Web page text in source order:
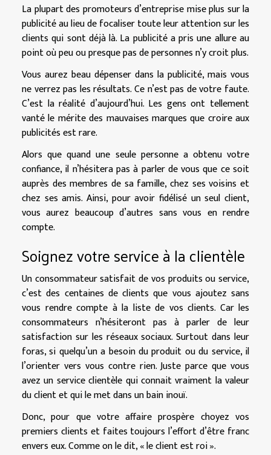
La plupart des promoteurs d’entreprise mise plus sur la
publicité au lieu de focaliser toute leur attention sur les
clients qui sont déjà là. La publicité a pris une allure au
point où peu ou presque pas de personnes n’y croit plus.
Vous aurez beau dépenser dans la publicité, mais vous
ne verrez pas les résultats. Ce n’est pas de votre faute.
C’est la réalité d’aujourd’hui. Les gens ont tellement
vanté le mérite des mauvaises marques que croire aux
publicités est rare.
Alors que quand une seule personne a obtenu votre
confiance, il n’hésitera pas à parler de vous que ce soit
auprès des membres de sa famille, chez ses voisins et
chez ses amis. Ainsi, pour avoir fidélisé un seul client,
vous aurez beaucoup d’autres sans vous en rendre
compte.
Soignez votre service à la clientèle
Un consommateur satisfait de vos produits ou service,
c’est des centaines de clients que vous ajoutez sans
vous rendre compte à la liste de vos clients. Car les
consommateurs n’hésiteront pas à parler de leur
satisfaction sur les réseaux sociaux. Surtout dans leur
foras, si quelqu’un a besoin du produit ou du service, il
l’orienter vers vous contre rien. Juste parce que vous
avez un service clientèle qui connait vraiment la valeur
du client et qui le met dans un bain inouï.
Donc, pour que votre affaire prospère choyez vos
premiers clients et faites toujours l’effort d’être franc
envers eux. Comme on le dit, « le client est roi ».